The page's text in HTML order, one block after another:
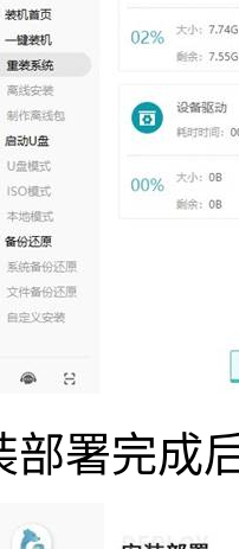
部署完成